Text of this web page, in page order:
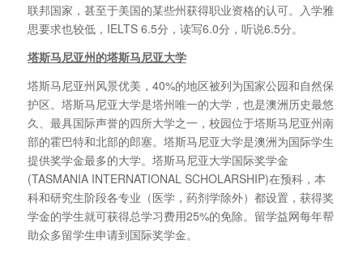
联邦国家，甚至于美国的某些州获得职业资格的认可。入学雅
思要求也较低，IELTS 6.5分，读写6.0分，听说6.5分。
塔斯马尼亚州的塔斯马尼亚大学
塔斯马尼亚州风景优美，40%的地区被列为国家公园和自然保
护区。塔斯马尼亚大学是塔州唯一的大学，也是澳洲历史最悠
久、最具国际声誉的四所大学之一，校园位于塔斯马尼亚州南
部的霍巴特和北部的郎塞。塔斯马尼亚大学是澳洲为国际学生
提供奖学金最多的大学。塔斯马尼亚大学国际奖学金
(TASMANIA INTERNATIONAL SCHOLARSHIP)在预科，本
科和研究生阶段各专业（医学，药剂学除外）都设置，获得奖
学金的学生就可获得总学习费用25%的免除。留学益网每年帮
助众多留学生申请到国际奖学金。